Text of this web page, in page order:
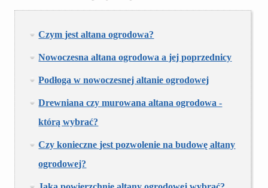
Czym jest altana ogrodowa?
Nowoczesna altana ogrodowa a jej poprzednicy
Podłoga w nowoczesnej altanie ogrodowej
Drewniana czy murowana altana ogrodowa -
którą wybrać?
Czy konieczne jest pozwolenie na budowę altany
ogrodowej?